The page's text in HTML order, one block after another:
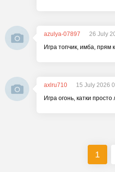
azulya-07897
26 July
Игра топчик, имба, прям
axlru710
15 July 2026
Игра огонь, катки
1